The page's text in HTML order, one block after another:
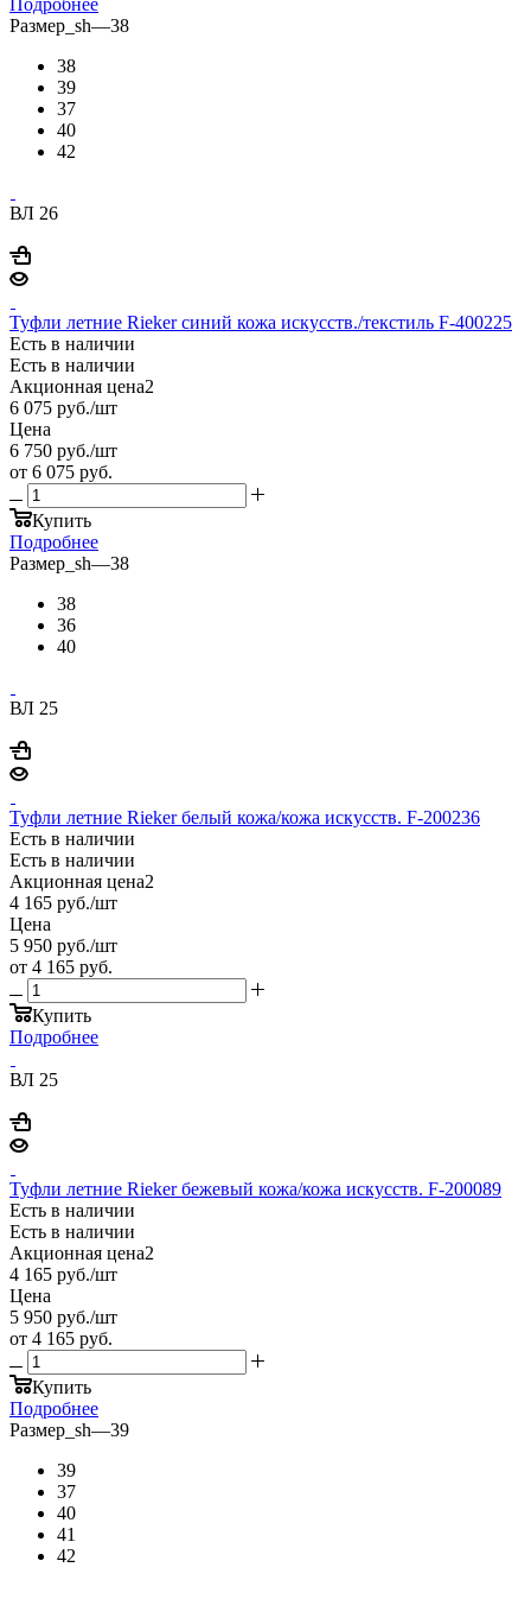
Размер_sh—38
38
39
37
40
42
ВЛ 26
Туфли летние Rieker синий кожа искусств./текстиль F-400225
Есть в наличии
Есть в наличии
Акционная цена2
6 075 руб./шт
Цена
6 750 руб./шт
от 6 075 руб.
Купить
Подробнее
Размер_sh—38
38
36
40
ВЛ 25
Туфли летние Rieker белый кожа/кожа искусств. F-200236
Есть в наличии
Есть в наличии
Акционная цена2
4 165 руб./шт
Цена
5 950 руб./шт
от 4 165 руб.
Купить
Подробнее
ВЛ 25
Туфли летние Rieker бежевый кожа/кожа искусств. F-200089
Есть в наличии
Есть в наличии
Акционная цена2
4 165 руб./шт
Цена
5 950 руб./шт
от 4 165 руб.
Купить
Подробнее
Размер_sh—39
39
37
40
41
42